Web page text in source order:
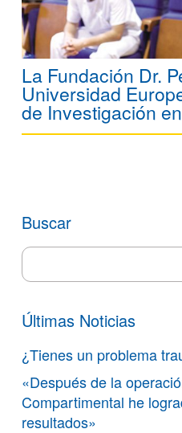
La Fundación Dr.
Universidad
de Investigación
Buscar
Search
for:
Últimas Noticias
¿Tienes un problema
«Después de la
Compartimental he
resultados»